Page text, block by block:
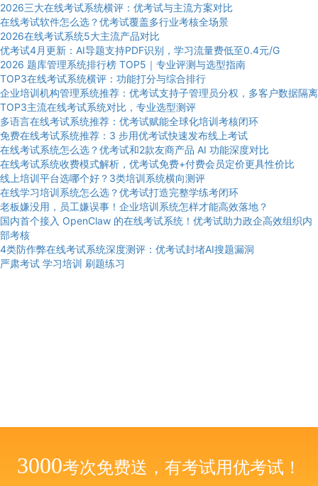
2026三大在线考试系统横评：优考试与主流方案对比
在线考试软件怎么选？优考试覆盖多行业考核全场景
2026在线考试系统5大主流产品对比
优考试4月更新：AI导题支持PDF识别，学习流量费低至0.4元/G
2026 题库管理系统排行榜 TOP5｜专业评测与选型指南
TOP3在线考试系统横评：功能打分与综合排行
企业培训机构管理系统推荐：优考试支持子管理员分权，多客户数据隔离
TOP3主流在线考试系统对比，专业选型测评
多语言在线考试系统推荐：优考试赋能全球化培训考核闭环
免费在线考试系统推荐：3 步用优考试快速发布线上考试
在线考试系统怎么选？优考试和2款友商产品 AI 功能深度对比
在线考试系统收费模式解析，优考试免费+付费会员定价更具性价比
线上培训平台选哪个好？3类培训系统横向测评
在线学习培训系统怎么选？优考试打造完整学练考闭环
老板嫌没用，员工嫌误事！企业培训系统怎样才能高效落地？
国内首个接入 OpenClaw 的在线考试系统！优考试助力政企高效组织内
部考核
4类防作弊在线考试系统深度测评：优考试封堵AI搜题漏洞
严肃考试 学习培训 刷题练习
3000考次免费送，有考试用优考试！